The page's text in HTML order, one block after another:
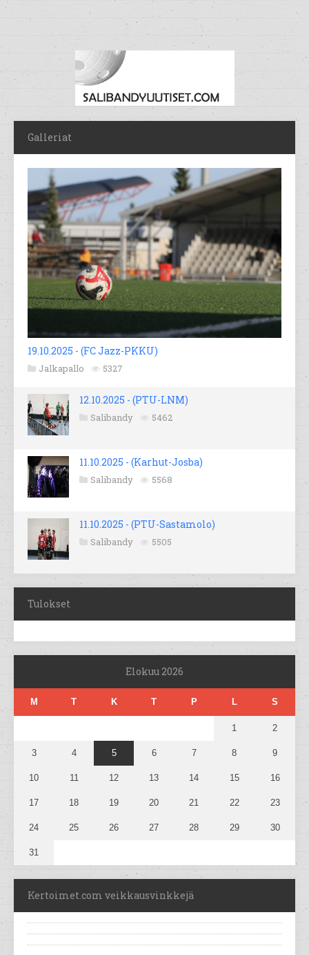
Galleriat
19.10.2025 - (FC Jazz-PKKU)
Jalkapallo 5327
12.10.2025 - (PTU-LNM)
Salibandy 5462
11.10.2025 - (Karhut-Josba)
Salibandy 5568
11.10.2025 - (PTU-Sastamolo)
Salibandy 5505
Tulokset
Elokuu 2026
M T K T P L S
1 2
3 4 5 6 7 8 9
10 11 12 13 14 15 16
17 18 19 20 21 22 23
24 25 26 27 28 29 30
31
Kertoimet.com veikkausvinkkejä